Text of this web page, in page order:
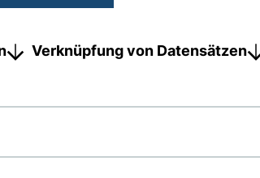
Verknüpfung von Datensätzen